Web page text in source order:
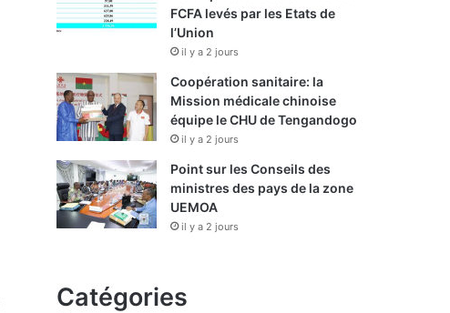
FCFA levés par les Etats de
l’Union
il y a 2 jours
Coopération sanitaire: la
Mission médicale chinoise
équipe le CHU de Tengandogo
il y a 2 jours
Point sur les Conseils des
ministres des pays de la zone
UEMOA
il y a 2 jours
Catégories